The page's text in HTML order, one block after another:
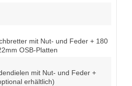
mit Nut- und Feder + 180
OSB-Platten
mit Nut- und Feder +
erhältlich)